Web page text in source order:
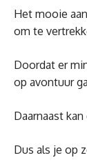
Het mooie
om te
Doordat er
op avontuur
Daarnaast
Dus als je op